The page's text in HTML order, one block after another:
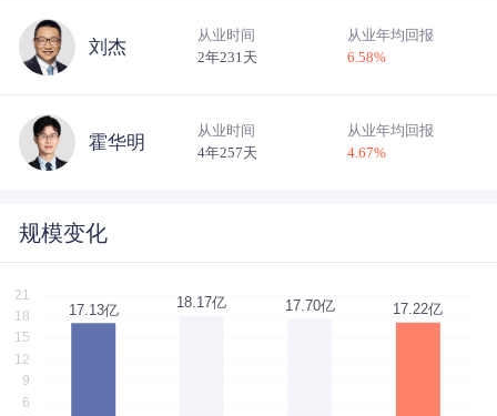
刘杰
从业时间
2年231天
从业年均回报
6.58%
霍华明
从业时间
4年257天
从业年均回报
4.67%
规模变化